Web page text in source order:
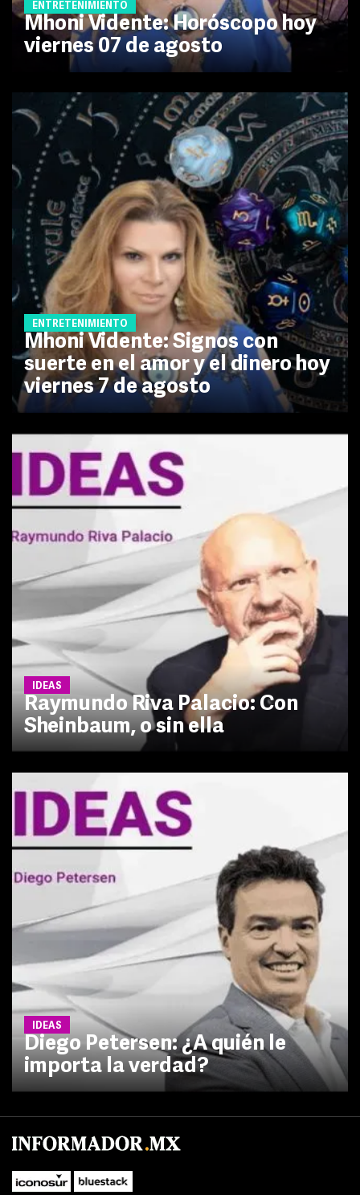
ENTRETENIMIENTO
Mhoni Vidente: Horóscopo hoy
viernes 07 de agosto
ENTRETENIMIENTO
Mhoni Vidente: Signos con
suerte en el amor y el dinero hoy
viernes 7 de agosto
IDEAS
Raymundo Riva Palacio: Con
Sheinbaum, o sin ella
IDEAS
Diego Petersen: ¿A quién le
importa la verdad?